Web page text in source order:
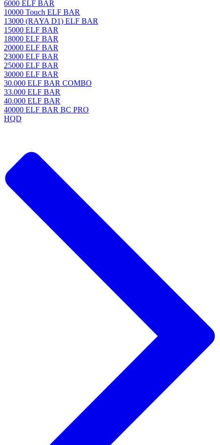
6000 ELF BAR
10000 Touch ELF BAR
13000 (RAYA D1) ELF BAR
15000 ELF BAR
18000 ELF BAR
20000 ELF BAR
23000 ELF BAR
25000 ELF BAR
30000 ELF BAR
30.000 ELF BAR COMBO
33.000 ELF BAR
40.000 ELF BAR
40000 ELF BAR BC PRO
HQD